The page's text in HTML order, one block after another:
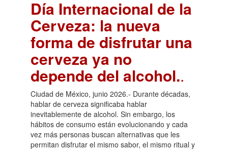
Día Internacional de la
Cerveza: la nueva
forma de disfrutar una
cerveza ya no
depende del alcohol..
Ciudad de México, junio 2026.- Durante décadas,
hablar de cerveza significaba hablar
inevitablemente de alcohol. Sin embargo, los
hábitos de consumo están evolucionando y cada
vez más personas buscan alternativas que les
permitan disfrutar el mismo sabor, el mismo ritual y